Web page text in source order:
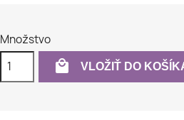
Množstvo
 VLOŽIŤ DO